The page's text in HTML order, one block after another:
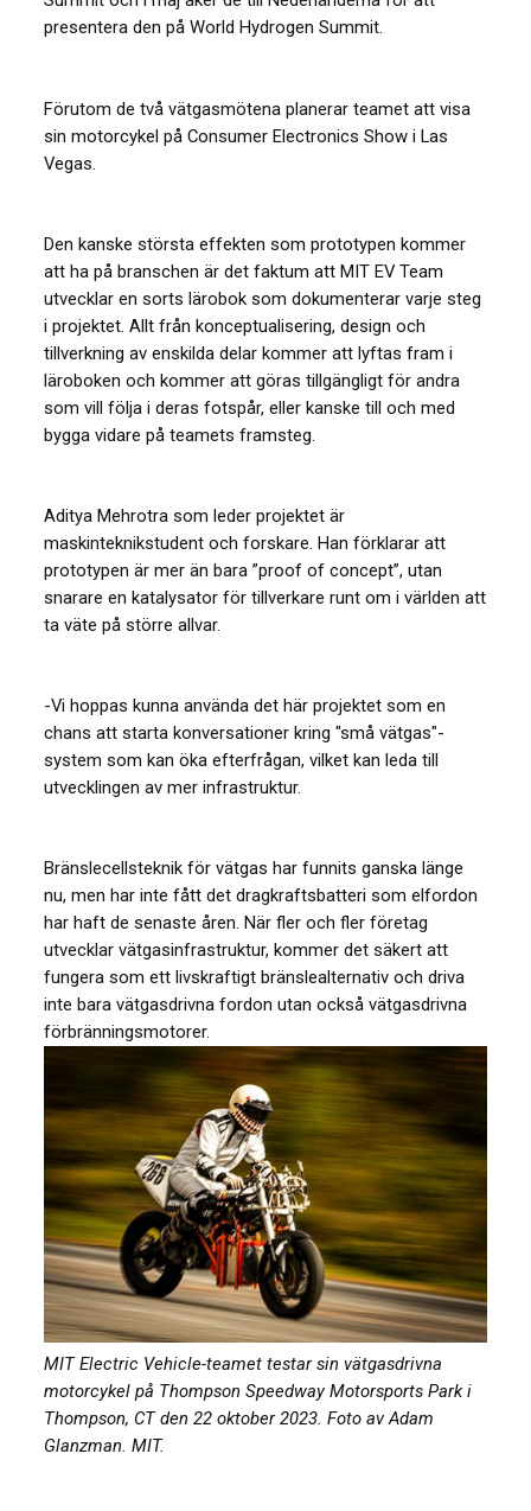
presentera den på World Hydrogen Summit.
Förutom de två vätgasmötena planerar teamet att visa
sin motorcykel på Consumer Electronics Show i Las
Vegas.
Den kanske största effekten som prototypen kommer
att ha på branschen är det faktum att MIT EV Team
utvecklar en sorts lärobok som dokumenterar varje steg
i projektet. Allt från konceptualisering, design och
tillverkning av enskilda delar kommer att lyftas fram i
läroboken och kommer att göras tillgängligt för andra
som vill följa i deras fotspår, eller kanske till och med
bygga vidare på teamets framsteg.
Aditya Mehrotra som leder projektet är
maskinteknikstudent och forskare. Han förklarar att
prototypen är mer än bara ”proof of concept”, utan
snarare en katalysator för tillverkare runt om i världen att
ta väte på större allvar.
-Vi hoppas kunna använda det här projektet som en
chans att starta konversationer kring "små vätgas"-
system som kan öka efterfrågan, vilket kan leda till
utvecklingen av mer infrastruktur.
Bränslecellsteknik för vätgas har funnits ganska länge
nu, men har inte fått det dragkraftsbatteri som elfordon
har haft de senaste åren. När fler och fler företag
utvecklar vätgasinfrastruktur, kommer det säkert att
fungera som ett livskraftigt bränslealternativ och driva
inte bara vätgasdrivna fordon utan också vätgasdrivna
förbränningsmotorer.
MIT Electric Vehicle-teamet testar sin vätgasdrivna
motorcykel på Thompson Speedway Motorsports Park i
Thompson, CT den 22 oktober 2023. Foto av Adam
Glanzman. MIT.